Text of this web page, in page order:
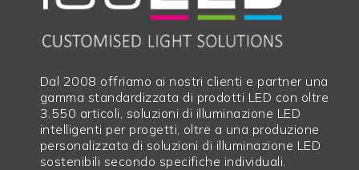
Dal 2008 offriamo ai nostri clienti e partner una
gamma standardizzata di prodotti LED con oltre
3.550 articoli, soluzioni di illuminazione LED
intelligenti per progetti, oltre a una produzione
personalizzata di soluzioni di illuminazione LED
sostenibili secondo specifiche individuali.